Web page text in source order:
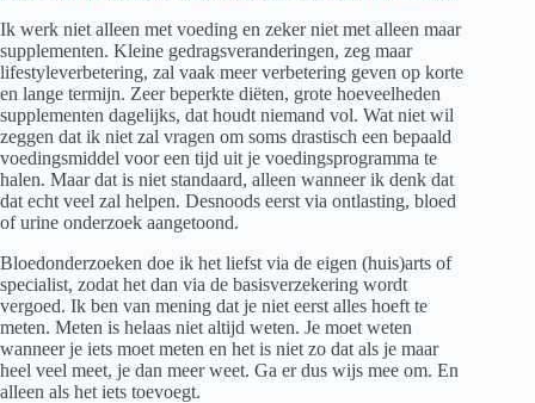
Ik werk niet alleen met voeding en zeker niet met alleen maar
supplementen. Kleine gedragsveranderingen, zeg maar
lifestyleverbetering, zal vaak meer verbetering geven op korte
en lange termijn. Zeer beperkte diëten, grote hoeveelheden
supplementen dagelijks, dat houdt niemand vol. Wat niet wil
zeggen dat ik niet zal vragen om soms drastisch een bepaald
voedingsmiddel voor een tijd uit je voedingsprogramma te
halen. Maar dat is niet standaard, alleen wanneer ik denk dat
dat echt veel zal helpen. Desnoods eerst via ontlasting, bloed
of urine onderzoek aangetoond.
Bloedonderzoeken doe ik het liefst via de eigen (huis)arts of
specialist, zodat het dan via de basisverzekering wordt
vergoed. Ik ben van mening dat je niet eerst alles hoeft te
meten. Meten is helaas niet altijd weten. Je moet weten
wanneer je iets moet meten en het is niet zo dat als je maar
heel veel meet, je dan meer weet. Ga er dus wijs mee om. En
alleen als het iets toevoegt.